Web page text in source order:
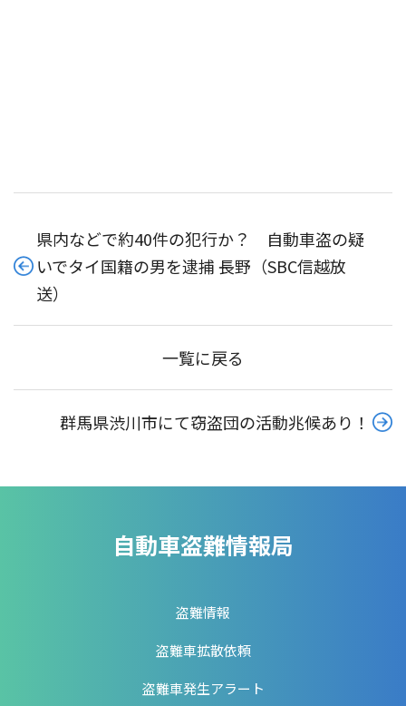
県内などで約40件の犯行か？ 自動車盗の疑
いでタイ国籍の男を逮捕 長野（SBC信越放
送）
一覧に戻る
群馬県渋川市にて窃盗団の活動兆候あり！
自動車盗難情報局
盗難情報
盗難車拡散依頼
盗難車発生アラート